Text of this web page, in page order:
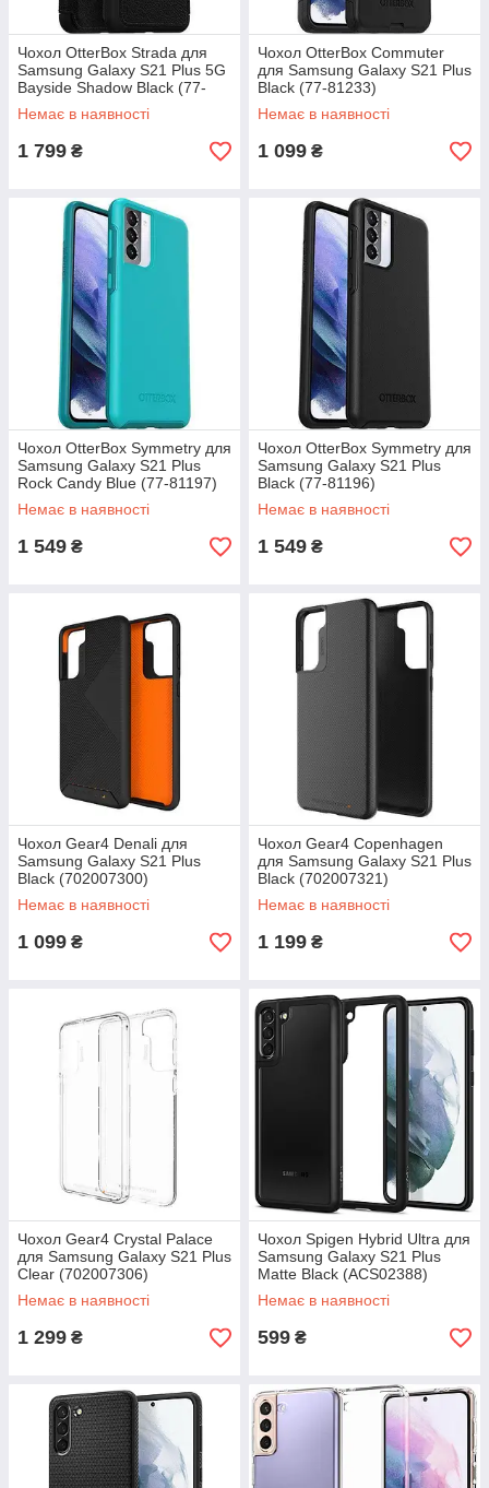
Чохол OtterBox Strada для
Samsung Galaxy S21 Plus 5G
Bayside Shadow Black (77-
81238)
Немає в наявності
1 799 ₴
Чохол OtterBox Commuter
для Samsung Galaxy S21 Plus
Black (77-81233)
Немає в наявності
1 099 ₴
Чохол OtterBox Symmetry для
Samsung Galaxy S21 Plus
Rock Candy Blue (77-81197)
Немає в наявності
1 549 ₴
Чохол OtterBox Symmetry для
Samsung Galaxy S21 Plus
Black (77-81196)
Немає в наявності
1 549 ₴
Чохол Gear4 Denali для
Samsung Galaxy S21 Plus
Black (702007300)
Немає в наявності
1 099 ₴
Чохол Gear4 Copenhagen
для Samsung Galaxy S21 Plus
Black (702007321)
Немає в наявності
1 199 ₴
Чохол Gear4 Crystal Palace
для Samsung Galaxy S21 Plus
Clear (702007306)
Немає в наявності
1 299 ₴
Чохол Spigen Hybrid Ultra для
Samsung Galaxy S21 Plus
Matte Black (ACS02388)
Немає в наявності
599 ₴